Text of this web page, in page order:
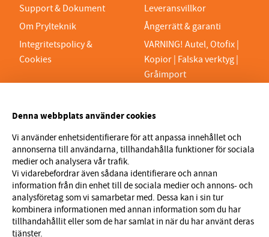
Support & Dokument
Om Prylteknik
Integritetspolicy &
Cookies
Leveransvillkor
Ångerrätt & garanti
VARNING! Autel, Otofix |
Kopior | Falska verktyg |
Gråimport
Org.nr 559329-1189
VAT SE559329118901
info@prylteknik.se
0321777170
Nyhetsbrev
I vårt nyhetsbrev får du ta del av nyheter och
erbjudanden före alla andra. Registrera dig här nedan.
Denna webbplats använder cookies
Vi använder enhetsidentifierare för att anpassa innehållet och
annonserna till användarna, tillhandahålla funktioner för sociala
medier och analysera vår trafik.
Vi vidarebefordrar även sådana identifierare och annan
information från din enhet till de sociala medier och annons- och
analysföretag som vi samarbetar med. Dessa kan i sin tur
kombinera informationen med annan information som du har
tillhandahållit eller som de har samlat in när du har använt deras
tjänster.